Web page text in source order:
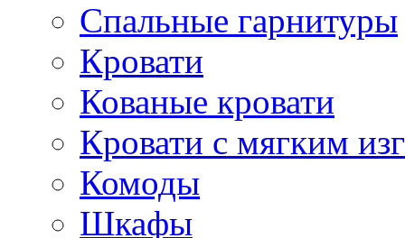
Спальные гарнитуры
Кровати
Кованые кровати
Кровати с мягким
Комоды
Шкафы